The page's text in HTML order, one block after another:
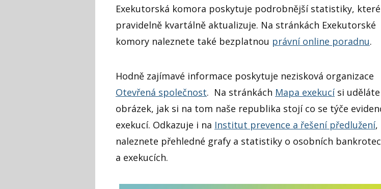
Exekutorská komora poskytuje podrobnější statistiky, které
pravidelně kvartálně aktualizuje. Na stránkách Exekutorské
komory naleznete také bezplatnou právní online poradnu.
Hodně zajímavé informace poskytuje nezisková organizace
Otevřená společnost. Na stránkách Mapa exekucísi uděláte
obrázek, jak si na tom naše republika stojí co se týče
exekucí. Odkazuje i na Institut prevence a řešení předlužení,
naleznete přehledné grafy a statistiky o osobních
a exekucích.